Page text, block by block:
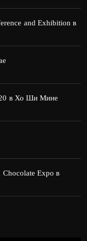
and Exhibition в
в Хо Ши Мине
Chocolate Expo в